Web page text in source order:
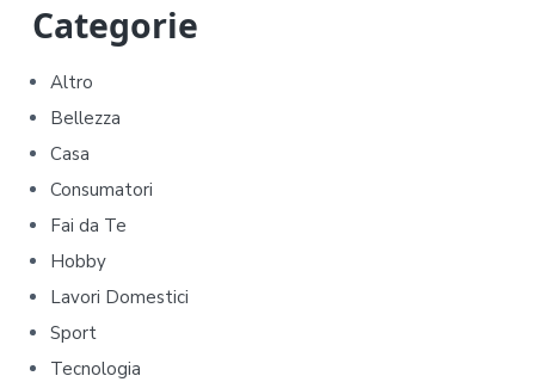
P
r
i
m
a
r
y
S
Categorie
Altro
Bellezza
Casa
Consumatori
Fai da Te
Hobby
Lavori Domestici
Sport
Tecnologia